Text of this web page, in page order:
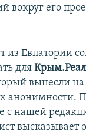
вокруг его
Евпатории
для
вынесли
анонимности.
с нашей
высказывает